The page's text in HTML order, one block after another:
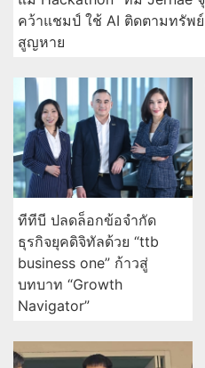
คุณภาพ รองรับการเติบโต
พื้นที่ EEC
กรุงไทย หนุนเยาวชนสร้าง
นวัตกรรมชุมชน ผ่านเวที “ฮัก
แม่ Hackathon” ทีม Jernae จุ
คว้าแชมป์ ใช้ AI ติดตามทรัพย์